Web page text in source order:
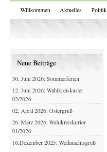
Willkommen Aktuelles Politik
Neue Beiträge
30. Juni 2026: Sommerferien
12. Juni 2026: Wahlkreiskurier
02/2026
02. April 2026: Ostergruß
26. März 2026: Wahlkreiskurier
01/2026
16.Dezember 2025: Weihnachtsgruß